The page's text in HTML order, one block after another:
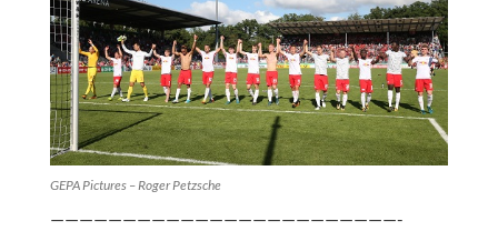
GEPA Pictures – Roger Petzsche
————————————————————————-